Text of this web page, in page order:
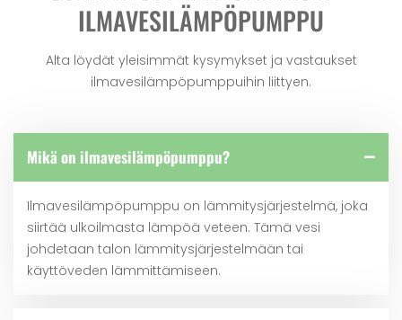
ILMAVESILÄMPÖPUMPPU
Alta löydät yleisimmät kysymykset ja vastaukset
ilmavesilämpöpumppuihin liittyen.
Mikä on ilmavesilämpöpumppu?
Ilmavesilämpöpumppu on lämmitysjärjestelmä, joka
siirtää ulkoilmasta lämpöä veteen. Tämä vesi
johdetaan talon lämmitysjärjestelmään tai
käyttöveden lämmittämiseen.